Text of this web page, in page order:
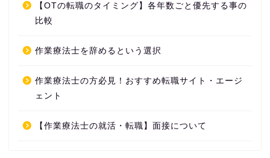
【OTの転職のタイミング】各年数ごと優先する事の
比較
作業療法士を辞めるという選択
作業療法士の方必見！おすすめ転職サイト・エージ
ェント
【作業療法士の就活・転職】面接について